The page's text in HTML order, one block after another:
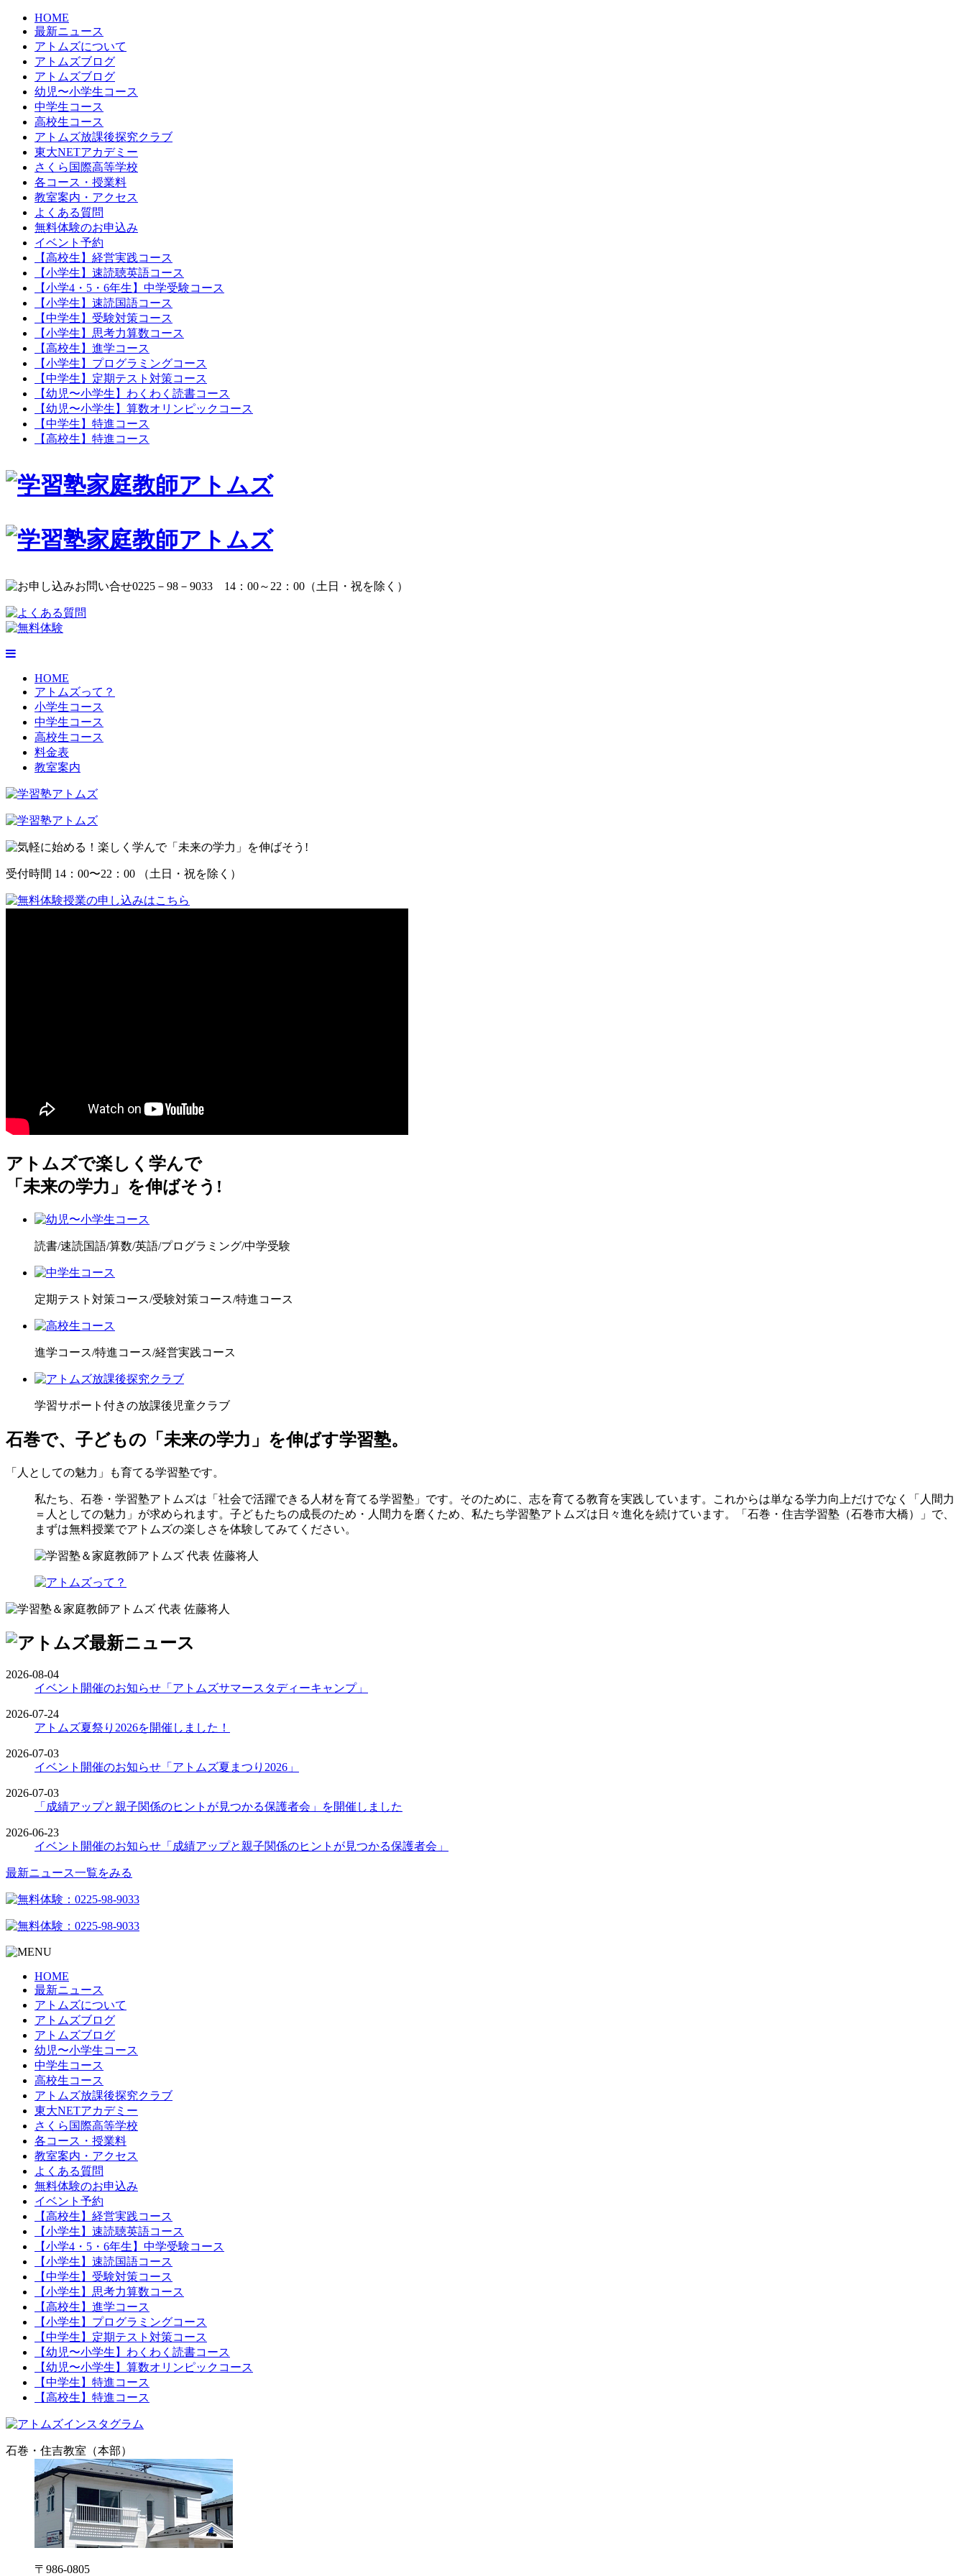
HOME
最新ニュース
アトムズについて
アトムズブログ
アトムズブログ
幼児〜小学生コース
中学生コース
高校生コース
アトムズ放課後探究クラブ
東大NETアカデミー
さくら国際高等学校
各コース・授業料
教室案内・アクセス
よくある質問
無料体験のお申込み
イベント予約
【高校生】経営実践コース
【小学生】速読聴英語コース
【小学4・5・6年生】中学受験コース
【小学生】速読国語コース
【中学生】受験対策コース
【小学生】思考力算数コース
【高校生】進学コース
【小学生】プログラミングコース
【中学生】定期テスト対策コース
【幼児〜小学生】わくわく読書コース
【幼児〜小学生】算数オリンピックコース
【中学生】特進コース
【高校生】特進コース
HOME
アトムズって？
小学生コース
中学生コース
高校生コース
料金表
教室案内
受付時間 14：00〜22：00 （土日・祝を除く）
アトムズで楽しく学んで
「未来の学力」 を伸ばそう!
読書/速読国語/算数/英語/プログラミング/中学受験
定期テスト対策コース/受験対策コース/特進コース
進学コース/特進コース/経営実践コース
学習サポート付きの放課後児童クラブ
石巻で、子どもの「未来の学力」を伸ばす学習塾。
「人としての魅力」も育てる学習塾です。
私たち、石巻・学習塾アトムズは「社会で活躍できる人材を育てる学習塾」です。そのために、志を育てる教育を実践しています。これからは単なる学力向上だけでなく「人間力
＝人としての魅力」が求められます。子どもたちの成長のため・人間力を磨くため、私たち学習塾アトムズは日々進化を続けています。「石巻・住吉学習塾（石巻市大橋）」で、
まずは無料授業でアトムズの楽しさを体験してみてください。
2026-08-04
イベント開催のお知らせ「アトムズサマースタディーキャンプ」
2026-07-24
アトムズ夏祭り2026を開催しました！
2026-07-03
イベント開催のお知らせ「アトムズ夏まつり2026」
2026-07-03
「成績アップと親子関係のヒントが見つかる保護者会」を開催しました
2026-06-23
イベント開催のお知らせ「成績アップと親子関係のヒントが見つかる保護者会」
最新ニュース一覧をみる
HOME
最新ニュース
アトムズについて
アトムズブログ
アトムズブログ
幼児〜小学生コース
中学生コース
高校生コース
アトムズ放課後探究クラブ
東大NETアカデミー
さくら国際高等学校
各コース・授業料
教室案内・アクセス
よくある質問
無料体験のお申込み
イベント予約
【高校生】経営実践コース
【小学生】速読聴英語コース
【小学4・5・6年生】中学受験コース
【小学生】速読国語コース
【中学生】受験対策コース
【小学生】思考力算数コース
【高校生】進学コース
【小学生】プログラミングコース
【中学生】定期テスト対策コース
【幼児〜小学生】わくわく読書コース
【幼児〜小学生】算数オリンピックコース
【中学生】特進コース
【高校生】特進コース
石巻・住吉教室（本部）
〒986-0805